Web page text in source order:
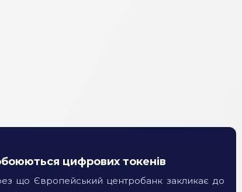
цифрових токенів
що Європейський центробанк закликає до